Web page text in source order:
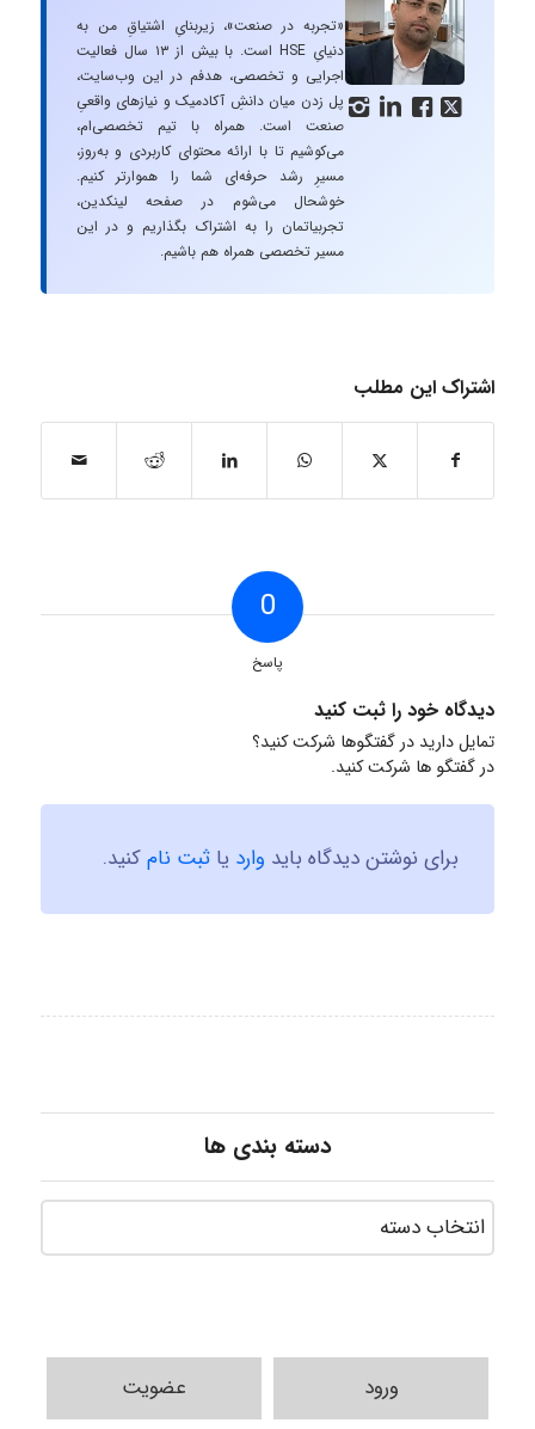
   
«تجربه در صنعت»، زیربنایِ اشتیاقِ من به
دنیایِ HSE است. با بیش از ۱۳ سال فعالیت
اجرایی و تخصصی، هدفم در این وب‌سایت،
پل زدن میان دانشِ آکادمیک و نیازهای واقعیِ
صنعت است. همراه با تیم تخصصی‌ام،
می‌کوشیم تا با ارائه محتوای کاربردی و به‌روز،
مسیرِ رشد حرفه‌ای شما را هموارتر کنیم.
خوشحال می‌شوم در صفحه لینکدین،
تجربیاتمان را به اشتراک بگذاریم و در این
مسیر تخصصی همراه هم باشیم.
اشتراک این مطلب
0
پاسخ
دیدگاه خود را ثبت کنید
تمایل دارید در گفتگوها شرکت کنید؟
در گفتگو ها شرکت کنید.
برای نوشتن دیدگاه باید وارد یا ثبت نامکنید.
دسته بندی ها
ورود عضویت